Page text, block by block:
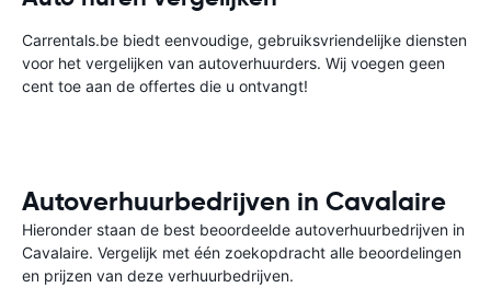
Carrentals.be biedt eenvoudige, gebruiksvriendelijke diensten
voor het vergelijken van autoverhuurders. Wij voegen geen
cent toe aan de offertes die u ontvangt!
Autoverhuurbedrijven in Cavalaire
Hieronder staan de best beoordeelde autoverhuurbedrijven in
Cavalaire. Vergelijk met één zoekopdracht alle beoordelingen
en prijzen van deze verhuurbedrijven.